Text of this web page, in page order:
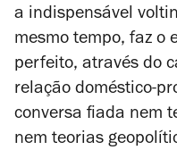
a indispensável
mesmo tempo, faz o
perfeito, através do
relação doméstico-
conversa fiada nem
nem teorias